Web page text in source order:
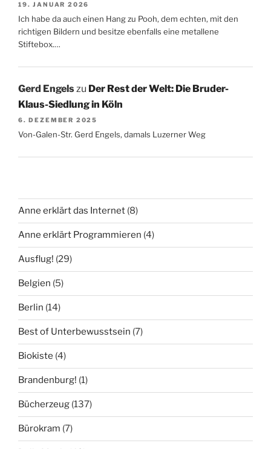
19. JANUAR 2026
Ich habe da auch einen Hang zu Pooh, dem echten, mit den
richtigen Bildern und besitze ebenfalls eine metallene
Stiftebox.…
Gerd Engelszu Der Rest der Welt: Die Bruder-
Klaus-Siedlung in Köln
6. DEZEMBER 2025
Von-Galen-Str. Gerd Engels, damals Luzerner Weg
Anne erklärt das Internet (8)
Anne erklärt Programmieren (4)
Ausflug! (29)
Belgien (5)
Berlin (14)
Best of Unterbewusstsein (7)
Biokiste (4)
Brandenburg! (1)
Bücherzeug (137)
Bürokram (7)